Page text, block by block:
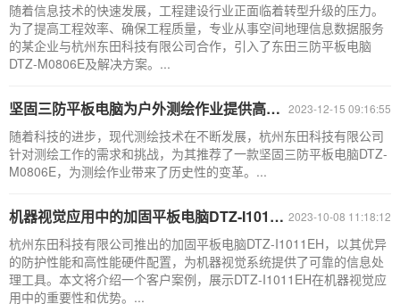
随着信息技术的快速发展，工程建设行业正面临着转型升级的压力。
为了提高工程效率、确保工程质量，专业从事空间地理信息数据服务
的某企业与杭州东田科技有限公司合作，引入了东田三防平板电脑
DTZ-M0806E及解决方案。...
2023-12-15 09:16:55
坚固三防平板电脑为户外测绘作业提供高效解决方案
随着科技的进步，现代测绘技术在不断发展，杭州东田科技有限公司
针对测绘工作的需求和挑战，为其推荐了一款坚固三防平板电脑DTZ-
M0806E，为测绘作业带来了历史性的变革。...
2023-10-08 11:18:12
机器视觉应用中的加固平板电脑DTZ-I1011EH
杭州东田科技有限公司推出的加固平板电脑DTZ-I1011EH，以其优异
的防护性能和高性能硬件配置，为机器视觉系统提供了可靠的信息处
理工具。本文将介绍一个客户案例，展示DTZ-I1011EH在机器视觉应
用中的重要性和优势。...